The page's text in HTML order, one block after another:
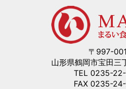
〒997-
山形県鶴岡市宝田三
TEL 0235-
FAX 0235-